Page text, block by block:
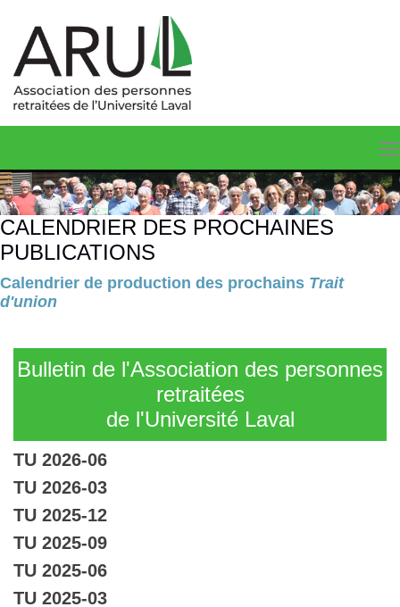
CALENDRIER DES PROCHAINES
PUBLICATIONS
Calendrier de production des prochains Trait
d'union
Bulletin de l'Association des personnes
retraitées
de l'Université Laval
TU 2026-06
TU 2026-03
TU 2025-12
TU 2025-09
TU 2025-06
TU 2025-03